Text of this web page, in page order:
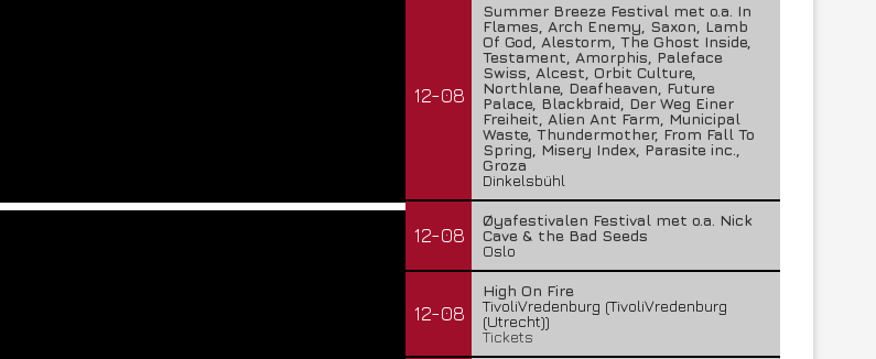
12-08
Summer Breeze Festival met o.a. In
Flames, Arch Enemy, Saxon, Lamb
Of God, Alestorm, The Ghost Inside,
Testament, Amorphis, Paleface
Swiss, Alcest, Orbit Culture,
Northlane, Deafheaven, Future
Palace, Blackbraid, Der Weg Einer
Freiheit, Alien Ant Farm, Municipal
Waste, Thundermother, From Fall To
Spring, Misery Index, Parasite inc.,
Groza
Dinkelsbühl
12-08
Øyafestivalen Festival met o.a. Nick
Cave & the Bad Seeds
Oslo
12-08
High On Fire
TivoliVredenburg (TivoliVredenburg
(Utrecht))
Tickets